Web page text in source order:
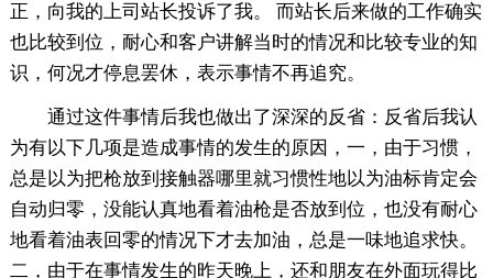
正，向我的上司站长投诉了我。 而站长后来做的工作确实
也比较到位，耐心和客户讲解当时的情况和比较专业的知
识，何况才停息罢休，表示事情不再追究。
通过这件事情后我也做出了深深的反省：反省后我认
为有以下几项是造成事情的发生的原因，一，由于习惯，
总是以为把枪放到接触器哪里就习惯性地以为油标肯定会
自动归零，没能认真地看着油枪是否放到位，也没有耐心
地看着油表回零的情况下才去加油，总是一味地追求快。
二，由于在事情发生的昨天晚上，还和朋友在外面玩得比